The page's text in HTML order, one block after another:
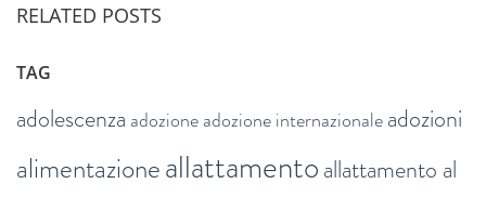
RELATED POSTS
TAG
adolescenza adozioneadozione internazionaleadozioni
alimentazioneallattamentoallattamento al